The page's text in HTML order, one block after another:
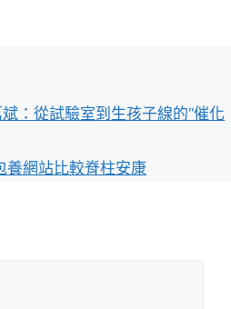
：從試驗室到生孩子線的“催化
養網站比較脊柱安康